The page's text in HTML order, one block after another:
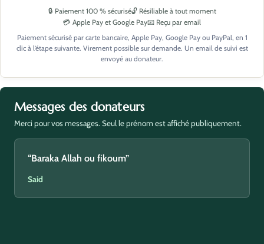
🔒 Paiement 100 % sécurisé🔓 Résiliable à tout moment
💳 Apple Pay et Google Pay📧 Reçu par email
Paiement sécurisé par carte bancaire, Apple Pay, Google Pay ou PayPal, en 1
clic à l’étape suivante. Virement possible sur demande. Un email de suivi est
envoyé au donateur.
Messages des donateurs
Merci pour vos messages. Seul le prénom est affiché publiquement.
“Baraka Allah ou fikoum”
Said